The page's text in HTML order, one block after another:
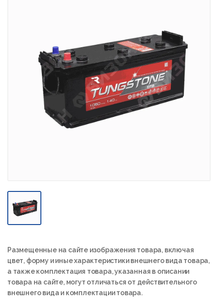
Размещенные на сайте изображения товара, включая
цвет, форму и иные характеристики внешнего вида товара,
а также комплектация товара, указанная в описании
товара на сайте, могут отличаться от действительного
внешнего вида и комплектации товара.